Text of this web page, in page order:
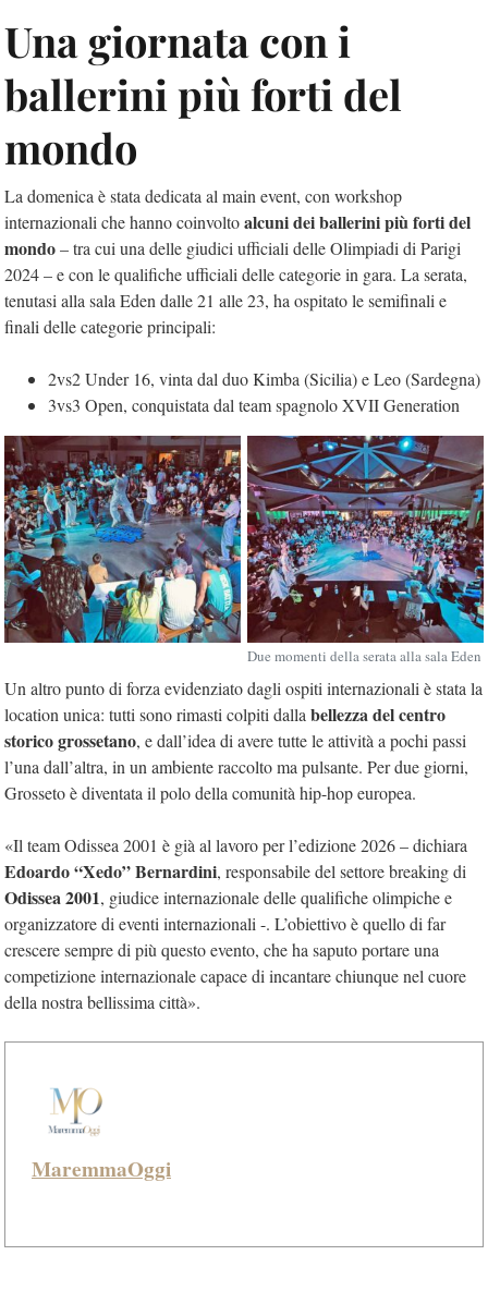
Una giornata con i
ballerini più forti del
mondo
La domenica è stata dedicata al main event, con workshop
internazionali che hanno coinvoltoalcuni dei ballerini più forti del
mondo– tra cui una delle giudici ufficiali delle Olimpiadi di Parigi
2024 – e con le qualifiche ufficiali delle categorie in gara. La serata,
tenutasi alla sala Eden dalle 21 alle 23, ha ospitato le semifinali e
finali delle categorie principali:
2vs2 Under 16, vinta dal duo Kimba (Sicilia) e Leo (Sardegna)
3vs3 Open, conquistata dal team spagnolo XVII Generation
Due momenti della serata alla sala Eden
Un altro punto di forza evidenziato dagli ospiti internazionali è stata la
location unica: tutti sono rimasti colpiti dalla bellezza del centro
storico grossetano, e dall’idea di avere tutte le attività a pochi passi
l’una dall’altra, in un ambiente raccolto ma pulsante. Per due giorni,
Grosseto è diventata il polo della comunità hip-hop europea.
«Il team Odissea 2001 è già al lavoro per l’edizione 2026 – dichiara
Edoardo “Xedo” Bernardini, responsabile del settore breaking di
Odissea 2001, giudice internazionale delle qualifiche olimpiche e
organizzatore di eventi internazionali -. L’obiettivo è quello di far
crescere sempre di più questo evento, che ha saputo portare una
competizione internazionale capace di incantare chiunque nel cuore
della nostra bellissima città».
MaremmaOggi